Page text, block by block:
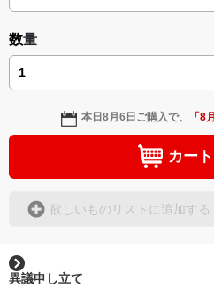
＜著者: 作詞/挿画作成＞ 凛々風
日本語版: https://amzn.asia/d/
英語版: https://amzn.asia/d/
▶︎弛まぬ言霊 <+挿画/スケッチ&
-ロードムービー系ミュージカル
+挿画スケッチスタイル&塗り絵
＜著者/小説:作詞:挿画作成＞
凛々風 猛-リリカゼタケル
▶︎刺すように燃えるような眼差し
数量
本日8月6日 ご購入で、 「8
カー
欲しいものリストに追加する
異議申し立て